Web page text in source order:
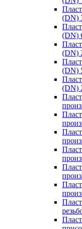
(DN)
(DN)
(DN)
(DN)
(DN)